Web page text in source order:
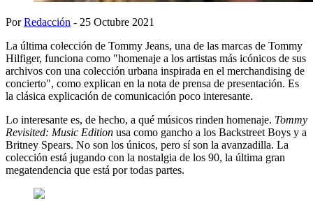
PorRedacción - 25 Octubre 2021
La última colección de Tommy Jeans, una de las marcas de Tommy
Hilfiger, funciona como "homenaje a los artistas más icónicos de sus
archivos con una colección urbana inspirada en el merchandising de
concierto", como explican en la nota de prensa de presentación. Es
la clásica explicación de comunicación poco interesante.
Lo interesante es, de hecho, a qué músicos rinden homenaje. Tommy
Revisited: Music Edition usa como gancho a los Backstreet Boys y a
Britney Spears. No son los únicos, pero sí son la avanzadilla. La
colección está jugando con la nostalgia de los 90, la última gran
megatendencia que está por todas partes.